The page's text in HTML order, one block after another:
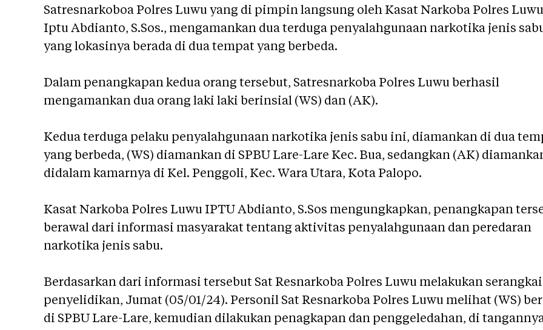
Satresnarkoboa Polres Luwu yang di pimpin langsung oleh Kasat Narkoba Polres Luwu
Iptu Abdianto, S.Sos., mengamankan dua terduga penyalahgunaan narkotika jenis
yang lokasinya berada di dua tempat yang berbeda.
Dalam penangkapan kedua orang tersebut, Satresnarkoba Polres Luwu berhasil
mengamankan dua orang laki laki berinsial (WS) dan (AK).
Kedua terduga pelaku penyalahgunaan narkotika jenis sabu ini, diamankan di dua
yang berbeda, (WS) diamankan di SPBU Lare-Lare Kec. Bua, sedangkan (AK)
didalam kamarnya di Kel. Penggoli, Kec. Wara Utara, Kota Palopo.
Kasat Narkoba Polres Luwu IPTU Abdianto, S.Sos mengungkapkan, penangkapan
berawal dari informasi masyarakat tentang aktivitas penyalahgunaan dan peredaran
narkotika jenis sabu.
Berdasarkan dari informasi tersebut Sat Resnarkoba Polres Luwu melakukan
penyelidikan, Jumat (05/01/24). Personil Sat Resnarkoba Polres Luwu melihat (WS)
di SPBU Lare-Lare, kemudian dilakukan penagkapan dan penggeledahan, di